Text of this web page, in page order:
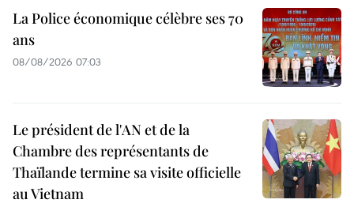
La Police économique célèbre ses 70
ans
08/08/2026 07:03
Le président de l'AN et de la
Chambre des représentants de
Thaïlande termine sa visite officielle
au Vietnam